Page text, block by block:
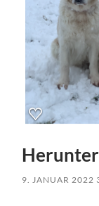
9. JANUAR 2022